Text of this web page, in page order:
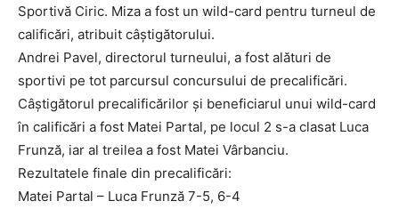
Sportivă Ciric. Miza a fost un wild-card pentru turneul de
calificări, atribuit câștigătorului.
Andrei Pavel, directorul turneului, a fost alături de
sportivi pe tot parcursul concursului de precalificări.
Câștigătorul precalificărilor și beneficiarul unui wild-card
în calificări a fost Matei Partal, pe locul 2 s-a clasat Luca
Frunză, iar al treilea a fost Matei Vârbanciu.
Rezultatele finale din precalificări:
Matei Partal – Luca Frunză 7-5, 6-4